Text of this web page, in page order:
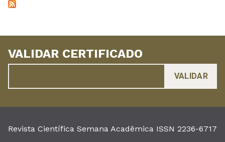
VALIDAR CERTIFICADO
Revista Científica Semana Acadêmica ISSN 2236-6717